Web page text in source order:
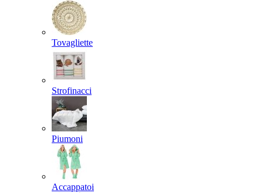
Tovagliette
Strofinacci
Piumoni
Accappatoi